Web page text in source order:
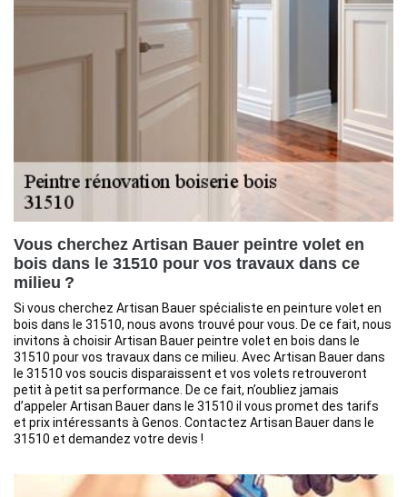
Vous cherchez Artisan Bauer peintre volet en
bois dans le 31510 pour vos travaux dans ce
milieu ?
Si vous cherchez Artisan Bauer spécialiste en peinture volet en
bois dans le 31510, nous avons trouvé pour vous. De ce fait, nous
invitons à choisir Artisan Bauer peintre volet en bois dans le
31510 pour vos travaux dans ce milieu. Avec Artisan Bauer dans
le 31510 vos soucis disparaissent et vos volets retrouveront
petit à petit sa performance. De ce fait, n’oubliez jamais
d’appeler Artisan Bauer dans le 31510 il vous promet des tarifs
et prix intéressants à Genos. Contactez Artisan Bauer dans le
31510 et demandez votre devis !